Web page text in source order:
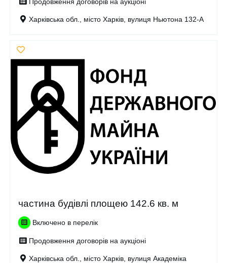
Продовження договорів на аукціоні
Харківська обл., місто Харків, вулиця Ньютона 132-А
частина будівлі площею 142.6 кв. м
Включено в перелік
Продовження договорів на аукціоні
Харківська обл., місто Харків, вулиця Академіка